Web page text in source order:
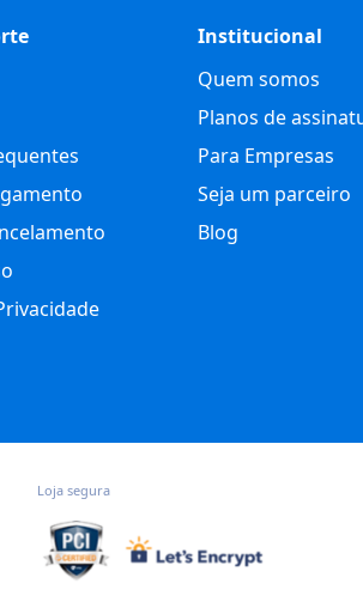
Institucional
Quem somos
Planos de
Para Empresas
Seja um parceiro
Blog
Loja segura